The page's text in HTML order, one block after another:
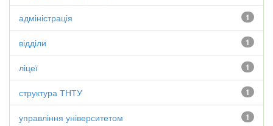
1
адміністрація
1
відділи
1
ліцеї
1
структура ТНТУ
1
управління університетом